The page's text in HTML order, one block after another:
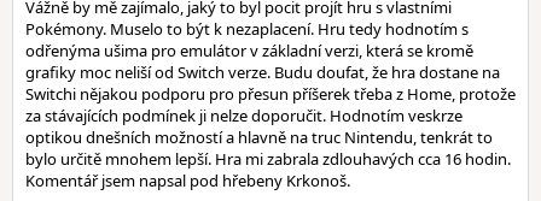
Vážně by mě zajímalo, jaký to byl pocit projít hru s vlastními
Pokémony. Muselo to být k nezaplacení. Hru tedy hodnotím s
odřenýma ušima pro emulátor v základní verzi, která se kromě
grafiky moc neliší od Switch verze. Budu doufat, že hra dostane na
Switchi nějakou podporu pro přesun příšerek třeba z Home, protože
za stávajících podmínek ji nelze doporučit. Hodnotím veskrze
optikou dnešních možností a hlavně na truc Nintendu, tenkrát to
bylo určitě mnohem lepší. Hra mi zabrala zdlouhavých cca 16 hodin.
Komentář jsem napsal pod hřebeny Krkonoš.